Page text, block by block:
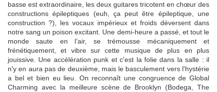
basse est extraordinaire, les deux guitares tricotent en chœur des
constructions épileptiques (euh, ça peut être épileptique, une
construction ?), les vocaux impérieux et froids déversent dans
notre sang un poison excitant. Une demi-heure a passé, et tout le
monde saute en l’air, se trémousse mécaniquement et
frénétiquement, et vibre sur cette musique de plus en plus
jouissive. Une accélération punk et c'est la folie dans la salle : il
n'y en aura pas de deuxième, mais le basculement vers l'hystérie
a bel et bien eu lieu. On reconnaît une congruence de Global
Charming avec la meilleure scène de Brooklyn (Bodega, The